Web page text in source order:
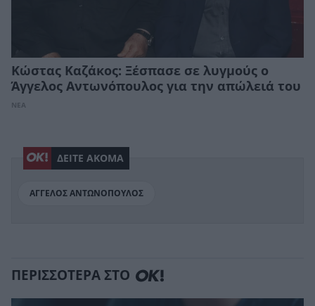
Κώστας Καζάκος: Ξέσπασε σε λυγμούς ο
Άγγελος Αντωνόπουλος για την απώλειά του
ΝΕΑ
ΔΕΙΤΕ ΑΚΟΜΑ
ΑΓΓΕΛΟΣ ΑΝΤΩΝΟΠΟΥΛΟΣ
ΠΕΡΙΣΣΟΤΕΡΑ ΣΤΟ